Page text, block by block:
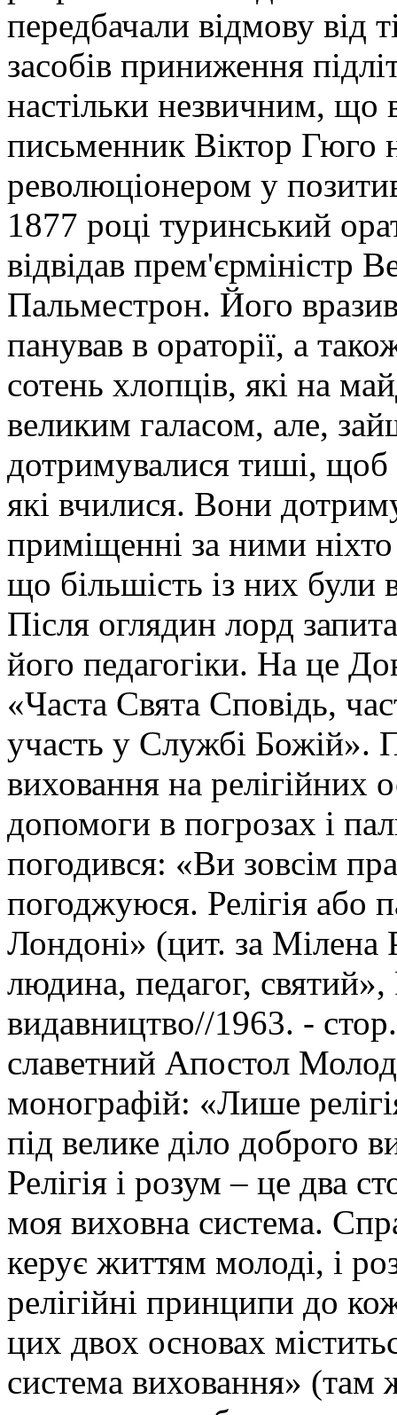
передбачали відмову від
засобів приниження
настільки незвичним, що
письменник Віктор Гюго
революціонером у
1877 році туринський
відвідав прем'єрміністр
Пальместрон. Його
панував в ораторії, а
сотень хлопців, які на
великим галасом, але,
дотримувалися тиші, щоб
які вчилися. Вони
приміщенні за ними
що більшість із них були
Після оглядин лорд
його педагогіки. На це
«Часта Свята Сповідь,
участь у Службі Божій».
виховання на релігійних
допомоги в погрозах і
погодився: «Ви зовсім
погоджуюся. Релігія або
Лондоні» (цит. за
людина, педагог,
видавництво//1963. -
славетний Апостол
монографій: «Лише
під велике діло доброго
Релігія і розум – це два
моя виховна система.
керує життям молоді, і
релігійні принципи до
цих двох основах
система виховання» (там